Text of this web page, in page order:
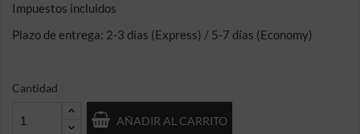
Impuestos incluidos
Plazo de entrega: 2-3 días (Express) / 5-7 días (Economy)
Cantidad
AÑADIR AL CARRITO